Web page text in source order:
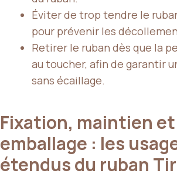
Éviter de trop tendre le
pour prévenir les
Retirer le ruban dès que la
au toucher, afin de garantir
sans écaillage.
Fixation, maintien et
emballage : les
étendus du ruban